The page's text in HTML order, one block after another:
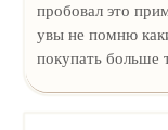
пробовал это
увы не помню
покупать больше